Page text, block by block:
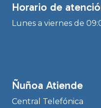
Horario de
Lunes a viernes de
Ñuñoa Atiende
Central Telefónica